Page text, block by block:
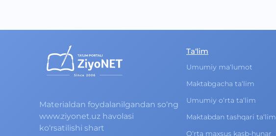
Materialdan foydalanilgandan so‘ng
www.ziyonet.uz havolasi
ko‘rsatilishi shart
Ta‘lim
Umumiy ma‘lumot
Maktabgacha ta‘lim
Umumiy o‘rta ta‘lim
Maktabdan tashqari ta‘lim
O‘rta maxsus kasb-hunar